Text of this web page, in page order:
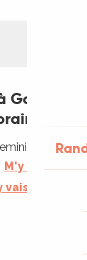
Gourdon :
46300
M'y rendre
vais en train !